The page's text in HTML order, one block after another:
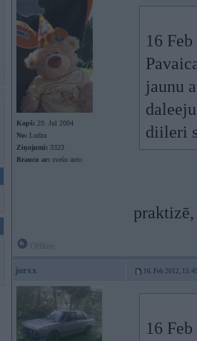
Kopš: 29. Jul 2004
No: Ludza
Ziņojumi: 3323
Braucu ar: svešu auto
16
jaunu
diileri
praktizē,
jurxx 16. Feb 2012,
16